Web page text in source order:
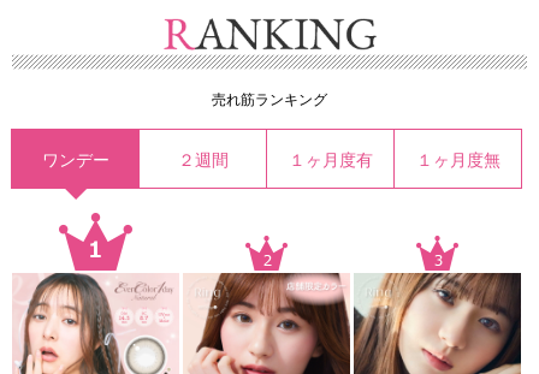
売れ筋ランキング
ワンデー ２週間 １ヶ月度有 １ヶ月度無